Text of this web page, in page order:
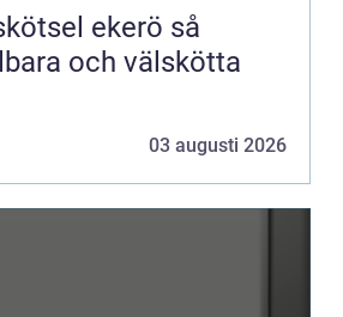
ekerö så
och välskötta
03 augusti 2026